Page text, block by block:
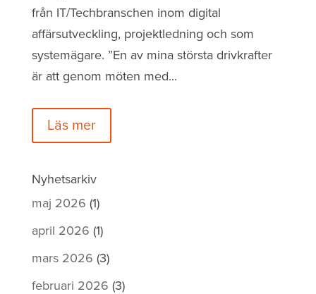
från IT/Techbranschen inom digital
affärsutveckling, projektledning och som
systemägare. ”En av mina största drivkrafter
är att genom möten med...
Läs mer
Nyhetsarkiv
maj 2026 (1)
april 2026 (1)
mars 2026 (3)
februari 2026 (3)